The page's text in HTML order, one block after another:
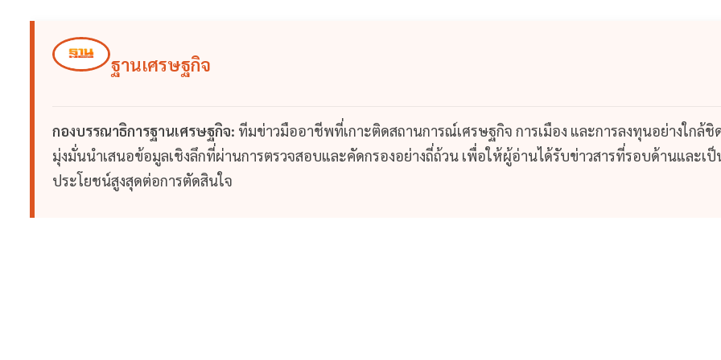
ฐานเศรษฐกิจ
กองบรรณาธิการฐานเศรษฐกิจ: ทีมข่าวมืออาชีพที่เกาะติดสถานการณ์เศรษฐกิจ การเมือง และการลงทุนอย่างใกล้ชิ
มุ่งมั่นนำเสนอข้อมูลเชิงลึกที่ผ่านการตรวจสอบและคัดกรองอย่างถี่ถ้วน เพื่อให้ผู้อ่านได้รับข่าวสารที่รอบด้านและเป็
ประโยชน์สูงสุดต่อการตัดสินใจ